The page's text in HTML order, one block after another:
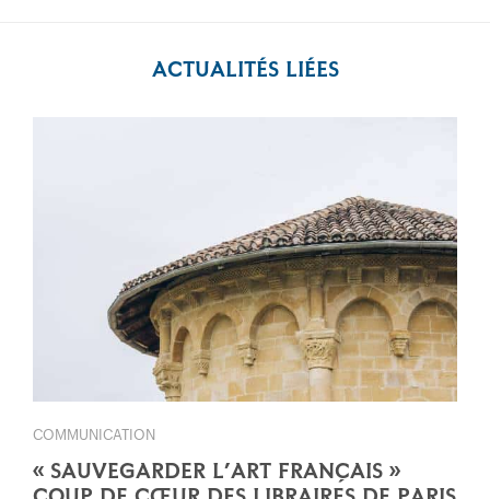
ACTUALITÉS LIÉES
COMMUNICATION
« SAUVEGARDER L’ART FRANÇAIS »